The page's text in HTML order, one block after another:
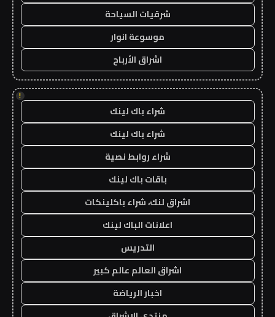
شرقيات السياحة
موسوعة انوار
اشراق الأرباح
!
شراء باك لينك
شراء باك لينك
شراء روابط نصية
باقات باك لينك
اشراق لنك، شراء باكلينكات
اعلانات الباك لينك
التدريس
اشراق العالم عالم كبير
اخبار الرياضة